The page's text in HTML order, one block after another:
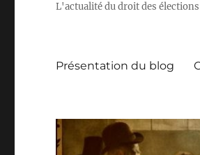
L'actualité du droit des
Présentation du blog